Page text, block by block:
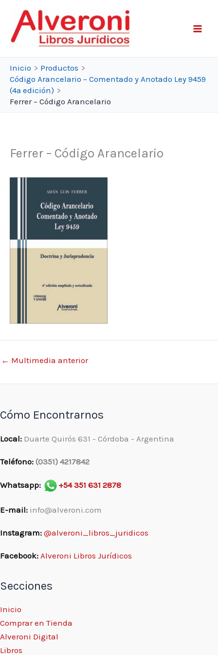
contenido
Inicio
Productos
Código Arancelario – Comentado y Anotado Ley 9459
(4ª edición)
Ferrer – Código Arancelario
Ferrer – Código Arancelario
← Multimedia anterior
Cómo Encontrarnos
Local: Duarte Quirós 631 - Córdoba - Argentina
Teléfono: (0351) 4217842
Whatsapp: +54 351 631 2878
E-mail: info@alveroni.com
Instagram: @alveroni_libros_juridicos
Facebook: Alveroni Libros Jurídicos
Secciones
Inicio
Comprar en Tienda
Alveroni Digital
Libros